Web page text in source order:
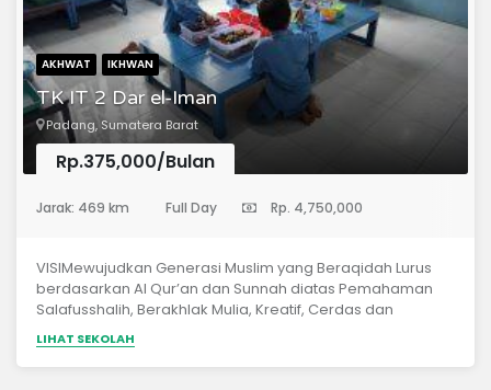
AKHWAT IKHWAN
TK IT 2 Dar el-Iman
Padang, Sumatera Barat
Rp.375,000/Bulan
Jarak: 469 km Full Day Rp. 4,750,000
VISIMewujudkan Generasi Muslim yang Beraqidah Lurus
berdasarkan Al Qur’an dan Sunnah diatas Pemahaman
Salafusshalih, Berakhlak Mulia, Kreatif, Cerdas dan
Mandiri.MISIMenanamkan aqidah yang lurus berdasarkan
Al Qur’an dan Sunnah diatas pemahaman Salafus Shalih
secara terpadu dalam segala aktifitas belajar mengajar
LIHAT SEKOLAH